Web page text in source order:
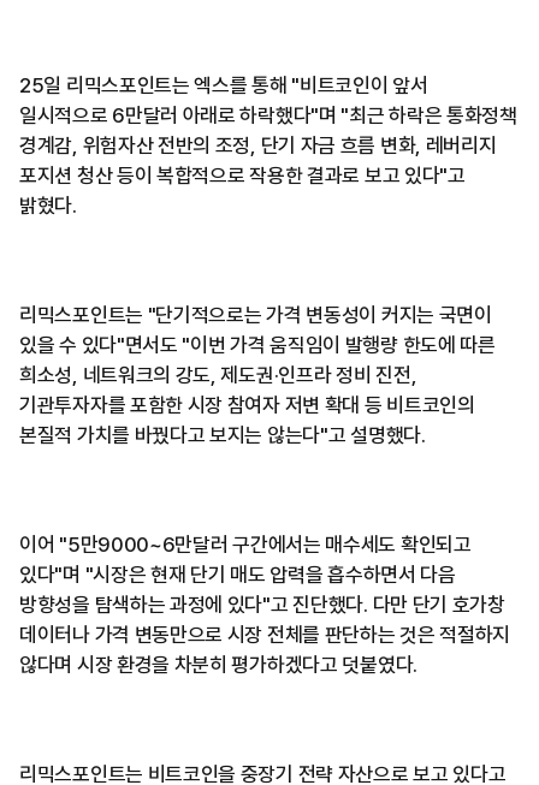
25일 리믹스포인트는 엑스를 통해 "비트코인이 앞서
일시적으로 6만달러 아래로 하락했다"며 "최근 하락은 통화정책
경계감, 위험자산 전반의 조정, 단기 자금 흐름 변화, 레버리지
포지션 청산 등이 복합적으로 작용한 결과로 보고 있다"고
밝혔다.
리믹스포인트는 "단기적으로는 가격 변동성이 커지는 국면이
있을 수 있다"면서도 "이번 가격 움직임이 발행량 한도에 따른
희소성, 네트워크의 강도, 제도권·인프라 정비 진전,
기관투자자를 포함한 시장 참여자 저변 확대 등 비트코인의
본질적 가치를 바꿨다고 보지는 않는다"고 설명했다.
이어 "5만9000~6만달러 구간에서는 매수세도 확인되고
있다"며 "시장은 현재 단기 매도 압력을 흡수하면서 다음
방향성을 탐색하는 과정에 있다"고 진단했다. 다만 단기 호가창
데이터나 가격 변동만으로 시장 전체를 판단하는 것은 적절하지
않다며 시장 환경을 차분히 평가하겠다고 덧붙였다.
리믹스포인트는 비트코인을 중장기 전략 자산으로 보고 있다고